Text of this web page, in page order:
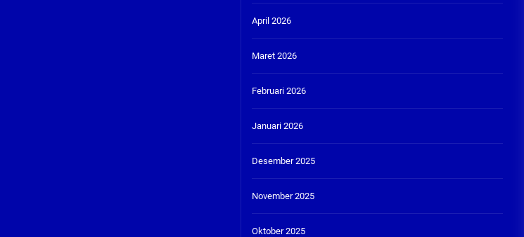
April 2026
Maret 2026
Februari 2026
Januari 2026
Desember 2025
November 2025
Oktober 2025